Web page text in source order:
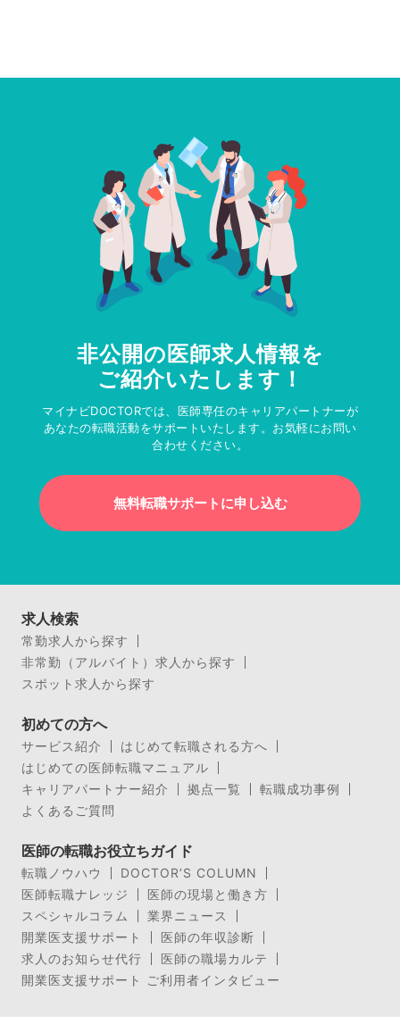
非公開の医師求人情報を
ご紹介いたします！
マイナビDOCTORでは、医師専任のキャリアパートナーが
あなたの転職活動をサポートいたします。お気軽にお問い
合わせください。
無料転職サポートに申し込む
求人検索
常勤求人から探す
非常勤（アルバイト）求人から探す
スポット求人から探す
初めての方へ
サービス紹介
はじめて転職される方へ
はじめての医師転職マニュアル
キャリアパートナー紹介
拠点一覧
転職成功事例
よくあるご質問
医師の転職お役立ちガイド
転職ノウハウ
DOCTOR’S COLUMN
医師転職ナレッジ
医師の現場と働き方
スペシャルコラム
業界ニュース
開業医支援サポート
医師の年収診断
求人のお知らせ代行
医師の職場カルテ
開業医支援サポート ご利用者インタビュー